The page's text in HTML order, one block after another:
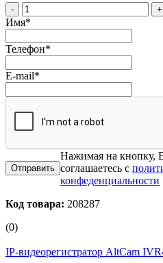
- +
Имя*
Телефон*
E-mail*
Нажимая на кнопку,
соглашаетесь с
конфеденциальности
Код товара: 208287
(0)
IP-видеорегистратор AltCam